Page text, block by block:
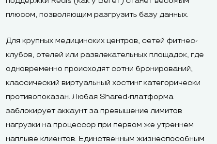
плюсом, позволяющим разгрузить базу данных.
Для крупных медицинских центров, сетей фитнес-
клубов, отелей или развлекательных площадок, где
одновременно происходят сотни бронирований,
классический виртуальный хостинг категорически
противопоказан. Любая Shared-платформа
заблокирует аккаунт за превышение лимитов
нагрузки на процессор при первом же утреннем
наплыве клиентов. Единственным жизнеспособным